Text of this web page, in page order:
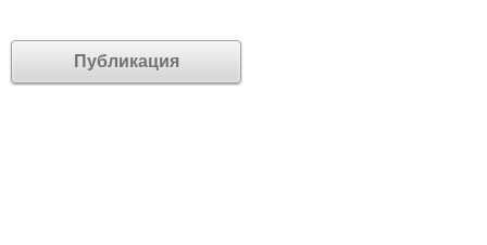
Публикация